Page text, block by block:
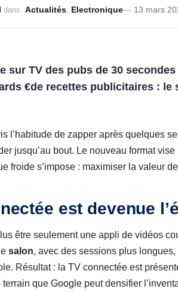
13 mars
dans Actualités Electronique
sur TV des pubs de 30
€de recettes publicitaires :
l’habitude de zapper après quelques
jusqu’au bout. Le nouveau format
froide s’impose : maximiser la valeur
est devenue
être seulement une appli de vidéos
salon, avec des sessions plus
Résultat : la TV connectée est
que Google peut densifier